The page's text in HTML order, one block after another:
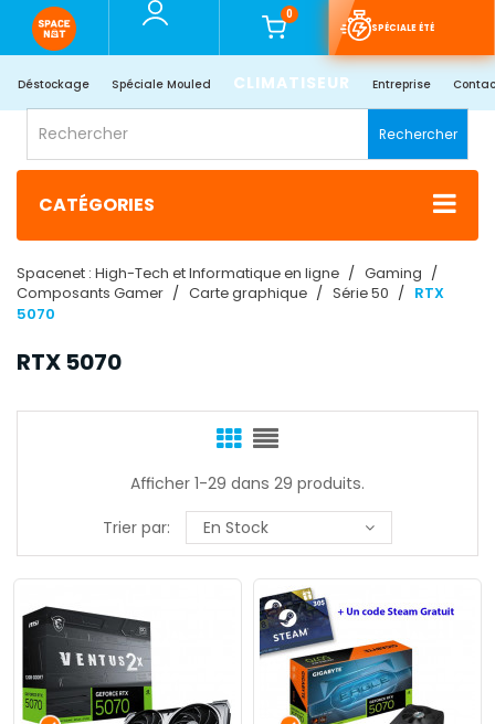
0
SPÉCIALE ÉTÉ
Déstockage Spéciale Mouled CLIMATISEUR Entreprise
Rechercher
CATÉGORIES
Spacenet : High-Tech et Informatique en ligne
Gaming
Composants Gamer
Carte graphique Série 50
RTX
5070
RTX 5070
Afficher 1-29 dans 29 produits.
Trier par:
En Stock